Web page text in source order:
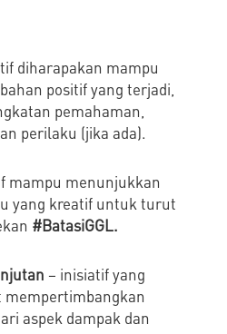
diharapakan mampu
positif yang terjadi,
pemahaman,
perilaku (jika ada).
mampu menunjukkan
yang kreatif untuk turut
#BatasiGGL.
– inisiatif yang
mempertimbangkan
aspek dampak dan